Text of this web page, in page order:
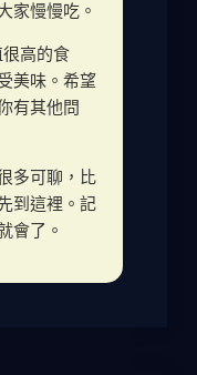
家慢慢吃。
高的食
美味。希望
有其他問
多可聊，比
到這裡。記
會了。